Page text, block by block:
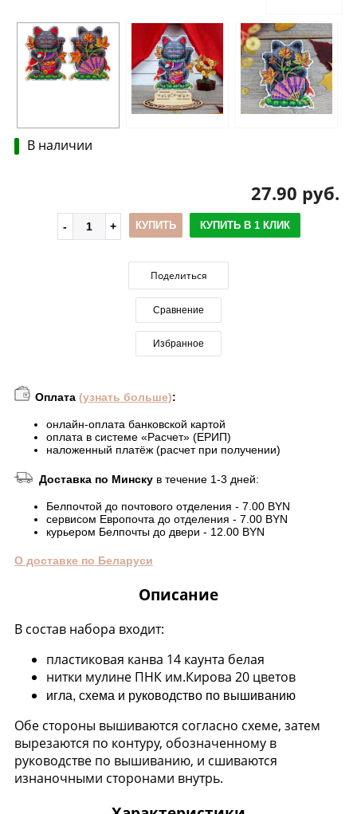
В наличии
27.90 руб.
КУПИТЬ КУПИТЬ В 1 КЛИК
Поделиться
Сравнение
Избранное
Оплата (узнать больше):
онлайн-оплата банковской картой
оплата в системе «Расчет» (ЕРИП)
наложенный платёж (расчет при получении)
Доставка по Минску в течение 1-3 дней:
Белпочтой до почтового отделения - 7.00 BYN
сервисом Европочта до отделения - 7.00 BYN
курьером Белпочты до двери - 12.00 BYN
О доставке по Беларуси
Описание
В состав набора входит:
пластиковая канва 14 каунта белая
нитки мулине ПНК им.Кирова 20 цветов
игла, схема и руководство по вышиванию
Обе стороны вышиваются согласно схеме, затем
вырезаются по контуру, обозначенному в
руководстве по вышиванию, и сшиваются
изнаночными сторонами внутрь.